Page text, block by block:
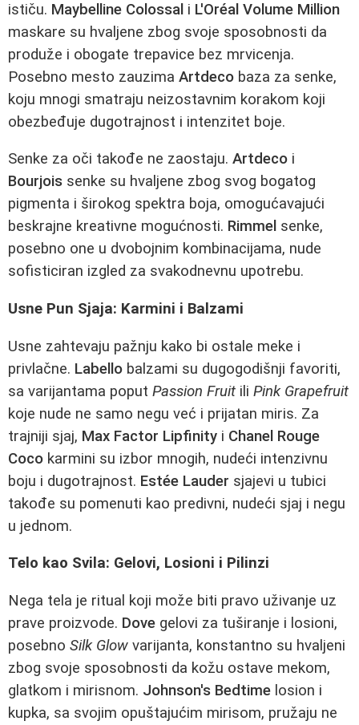
ističu. Maybelline Colossal i L'Oréal Volume Million
maskare su hvaljene zbog svoje sposobnosti da
produže i obogate trepavice bez mrvicenja.
Posebno mesto zauzima Artdeco baza za senke,
koju mnogi smatraju neizostavnim korakom koji
obezbeđuje dugotrajnost i intenzitet boje.
Senke za oči takođe ne zaostaju. Artdeco i
Bourjois senke su hvaljene zbog svog bogatog
pigmenta i širokog spektra boja, omogućavajući
beskrajne kreativne mogućnosti. Rimmel senke,
posebno one u dvobojnim kombinacijama, nude
sofisticiran izgled za svakodnevnu upotrebu.
Usne Pun Sjaja: Karmini i Balzami
Usne zahtevaju pažnju kako bi ostale meke i
privlačne. Labello balzami su dugogodišnji favoriti,
sa varijantama poput Passion Fruit ili Pink Grapefruit
koje nude ne samo negu već i prijatan miris. Za
trajniji sjaj, Max Factor Lipfinity i Chanel Rouge
Coco karmini su izbor mnogih, nudeći intenzivnu
boju i dugotrajnost. Estée Lauder sjajevi u tubici
takođe su pomenuti kao predivni, nudeći sjaj i negu
u jednom.
Telo kao Svila: Gelovi, Losioni i Pilinzi
Nega tela je ritual koji može biti pravo uživanje uz
prave proizvode. Dove gelovi za tuširanje i losioni,
posebno Silk Glow varijanta, konstantno su hvaljeni
zbog svoje sposobnosti da kožu ostave mekom,
glatkom i mirisnom. Johnson's Bedtime losion i
kupka, sa svojim opuštajućim mirisom, pružaju ne